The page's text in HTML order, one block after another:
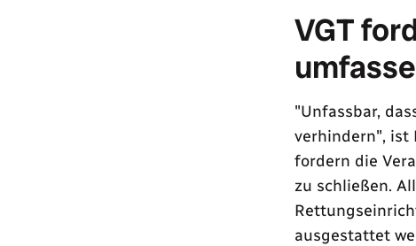
VGT
"Unfassbar,
verhindern", ist
fordern die
zu schließen.
ausgestattet